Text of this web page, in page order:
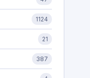
1124
21
387